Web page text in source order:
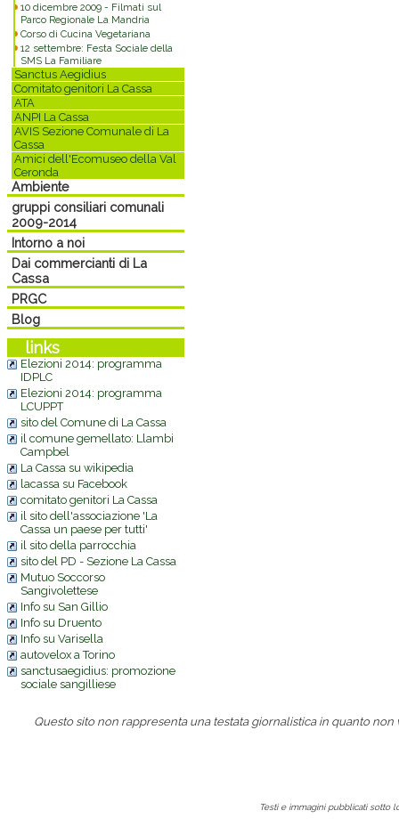
10 dicembre 2009 - Filmati sul
Parco Regionale La Mandria
Corso di Cucina Vegetariana
12 settembre: Festa Sociale della
SMS La Familiare
Sanctus Aegidius
Comitato genitori La Cassa
ATA
ANPI La Cassa
AVIS Sezione Comunale di La
Cassa
Amici dell'Ecomuseo della Val
Ceronda
Ambiente
gruppi consiliari comunali
2009-2014
Intorno a noi
Dai commercianti di La
Cassa
PRGC
Blog
links
Elezioni 2014: programma
IDPLC
Elezioni 2014: programma
LCUPPT
sito del Comune di La Cassa
il comune gemellato: Llambi
Campbel
La Cassa su wikipedia
lacassa su Facebook
comitato genitori La Cassa
il sito dell'associazione 'La
Cassa un paese per tutti'
il sito della parrocchia
sito del PD - Sezione La Cassa
Mutuo Soccorso
Sangivolettese
Info su San Gillio
Info su Druento
Info su Varisella
autovelox a Torino
sanctusaegidius: promozione
sociale sangilliese
Questo sito non rappresenta una testata giornalistica in quanto
Testi e immagini pubblicati sotto